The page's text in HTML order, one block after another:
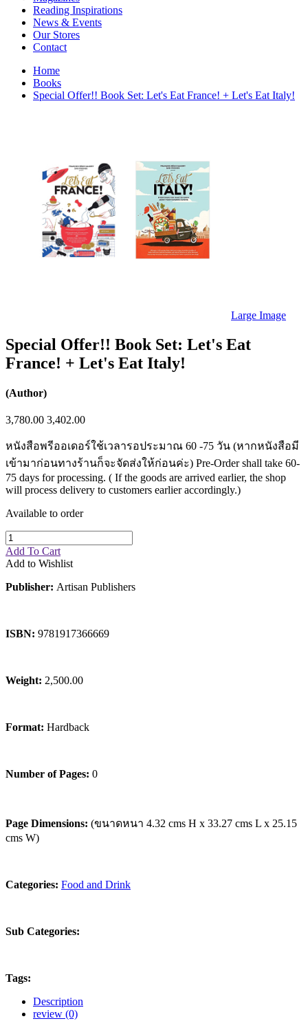
Japanese Stories
Jewelry & Watches
Lifestyle
Literary
Literary Essays
Literature
Magazines
management
Non Fiction
Non Fiction Classic
Penguin Classics
Personal Development
Photography
Picture Books
Plants in Biological Sciences
Poetry
Science Fiction
Society
Sports & Leisure
Sustainability
Travel
Typography
Wildlife
World Atlases / World Maps
Reading Inspirations
News & Events
Our Stores
Contact
Home
Books
Special Offer!! Book Set: Let's Eat France! + Let's Eat Italy!
Large Image
Special Offer!! Book Set: Let's Eat
France! + Let's Eat Italy!
(Author)
3,780.00 3,402.00
หนังสือพรีออเดอร์ใช้เวลารอประมาณ 60 -75 วัน (หากหนังสือมี
เข้ามาก่อนทางร้านก็จะจัดส่งให้ก่อนค่ะ) Pre-Order shall take 60-
75 days for processing. ( If the goods are arrived earlier, the shop
will process delivery to customers earlier accordingly.)
Available to order
Add To Cart
Add to Wishlist
Publisher: Artisan Publishers
ISBN: 9781917366669
Weight: 2,500.00
Format: Hardback
Number of Pages: 0
Page Dimensions: (ขนาดหนา 4.32 cms H x 33.27 cms L x 25.15
cms W)
Categories: Food and Drink
Sub Categories:
Tags:
Description
review (0)